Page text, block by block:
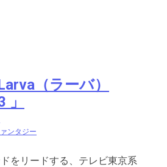
（ラーバ）
」
ンタジー
をリードする、テレビ東京系